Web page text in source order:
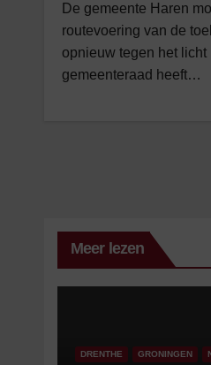
De gemeente Haren
routevoering van de
opnieuw tegen het licht
gemeenteraad heeft…
Meer lezen
DRENTHE GRONINGEN